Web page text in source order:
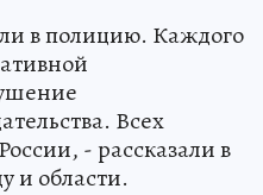
в полицию. Каждого
Всех
- рассказали в
и области.